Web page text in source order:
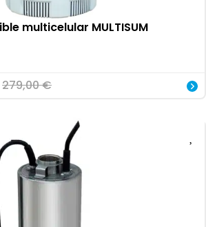
multicelular MULTISUM
279,00€